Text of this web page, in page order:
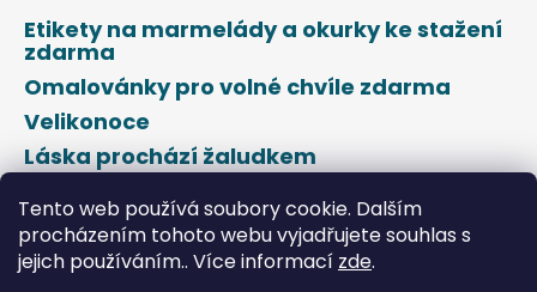
Tento web používá soubory cookie. Dalším
procházením tohoto webu vyjadřujete souhlas s
jejich používáním.. Více informací zde.
?
HLEDAT
D
Etikety na marmelády a okurky ke stažení
zdarma
Omalovánky pro volné chvíle zdarma
Velikonoce
Láska prochází žaludkem